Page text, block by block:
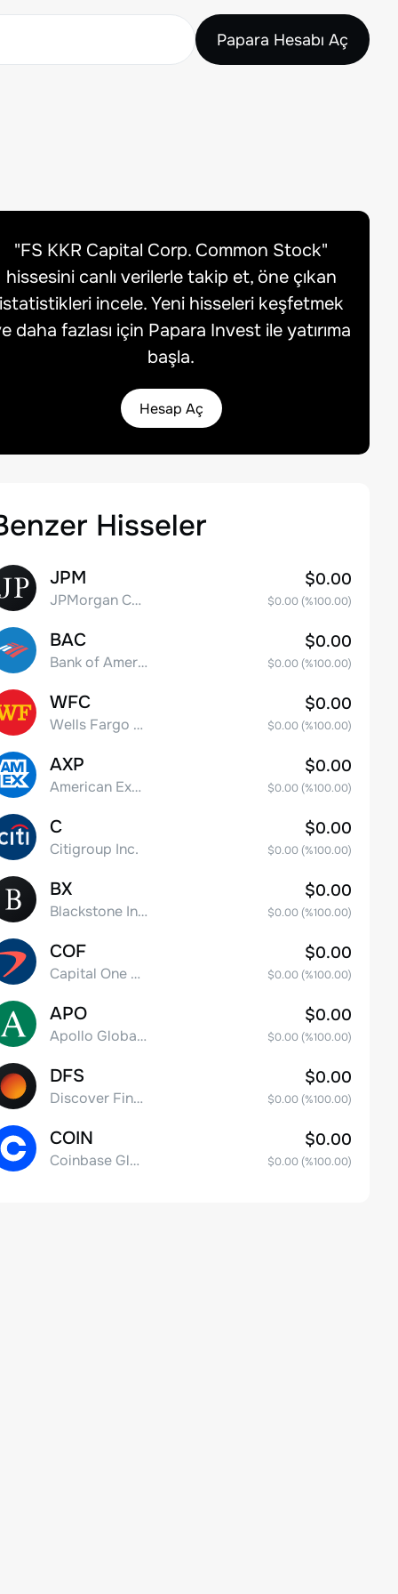
Papara Hesabı Aç
"FS KKR Capital Corp. Common Stock"
hissesini canlı verilerle takip et, öne çıkan
incele. Yeni hisseleri keşfetmek
daha fazlası için Papara Invest ile yatırıma
başla.
Hesap Aç
Hisseler
JPM
JPMorgan Chase & Co.
$0.00
$0.00(%100.00)
BAC
Bank of America Corporation
$0.00
$0.00(%100.00)
WFC
Wells Fargo & Co.
$0.00
$0.00(%100.00)
AXP
American Express Company
$0.00
$0.00(%100.00)
C
Citigroup Inc.
$0.00
$0.00(%100.00)
BX
Blackstone Inc.
$0.00
$0.00(%100.00)
COF
Capital One Financial
$0.00
$0.00(%100.00)
APO
Apollo Global Management, Inc.
$0.00
$0.00(%100.00)
DFS
Discover Financial Services
$0.00
$0.00(%100.00)
COIN
Coinbase Global, Inc. Class A Common Stock
$0.00
$0.00(%100.00)